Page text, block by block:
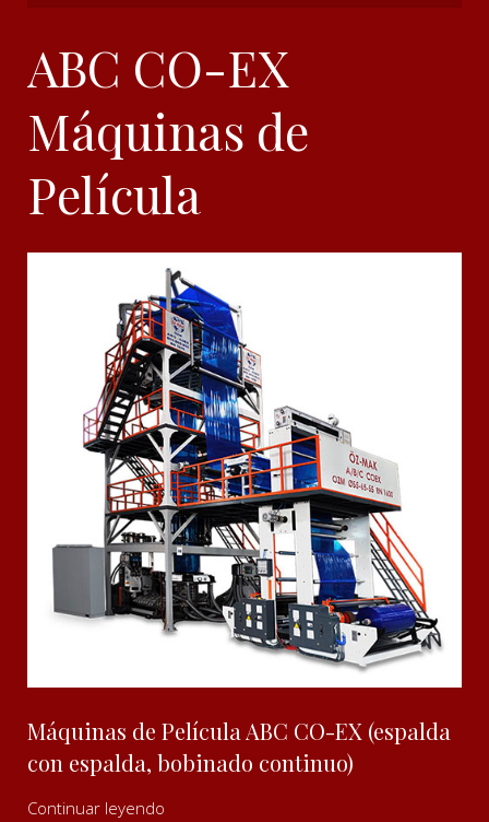
ABC CO-EX
Máquinas de
Película
Máquinas de Película ABC CO-EX (espalda
con espalda, bobinado continuo)
Continuar leyendo